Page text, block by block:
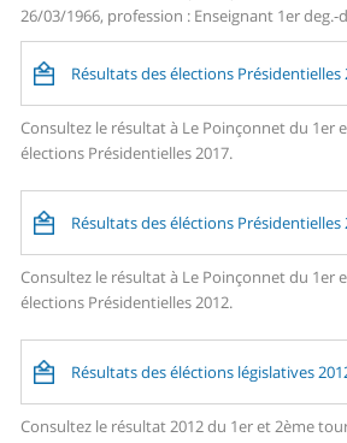
26/03/1966, profession : Enseignant 1er deg.-
Résultats des élections Présidentielles
Consultez le résultat à Le Poinçonnet du 1er
élections Présidentielles 2017.
Résultats des éléctions Présidentielles
Consultez le résultat à Le Poinçonnet du 1er
élections Présidentielles 2012.
Résultats des éléctions législatives
Consultez le résultat 2012 du 1er et 2ème